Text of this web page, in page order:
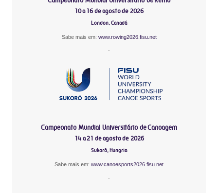
10 a 16 de agosto de 2026
London, Canadá
Sabe mais em: www.rowing2026.fisu.net
-
Campeonato Mundial Universitário de Canoagem
14 a 21 de agosto de 2026
Sukoró, Hungria
Sabe mais em: www.canoesports2026.fisu.net
-